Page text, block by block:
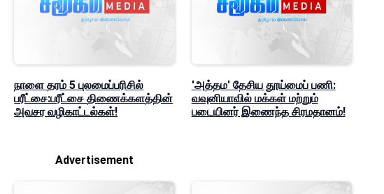
நாளை தரம் 5 புலமைப்பரிசில்
பரீட்சை:பரீட்சை திணைக்களத்தின்
அவசர வழிகாட்டல்கள்!
'அத்தம' தேசிய தூய்மைப் பணி:
வவுனியாவில் மக்கள் மற்றும்
படையினர் இணைந்த சிரமதானம்!
Advertisement